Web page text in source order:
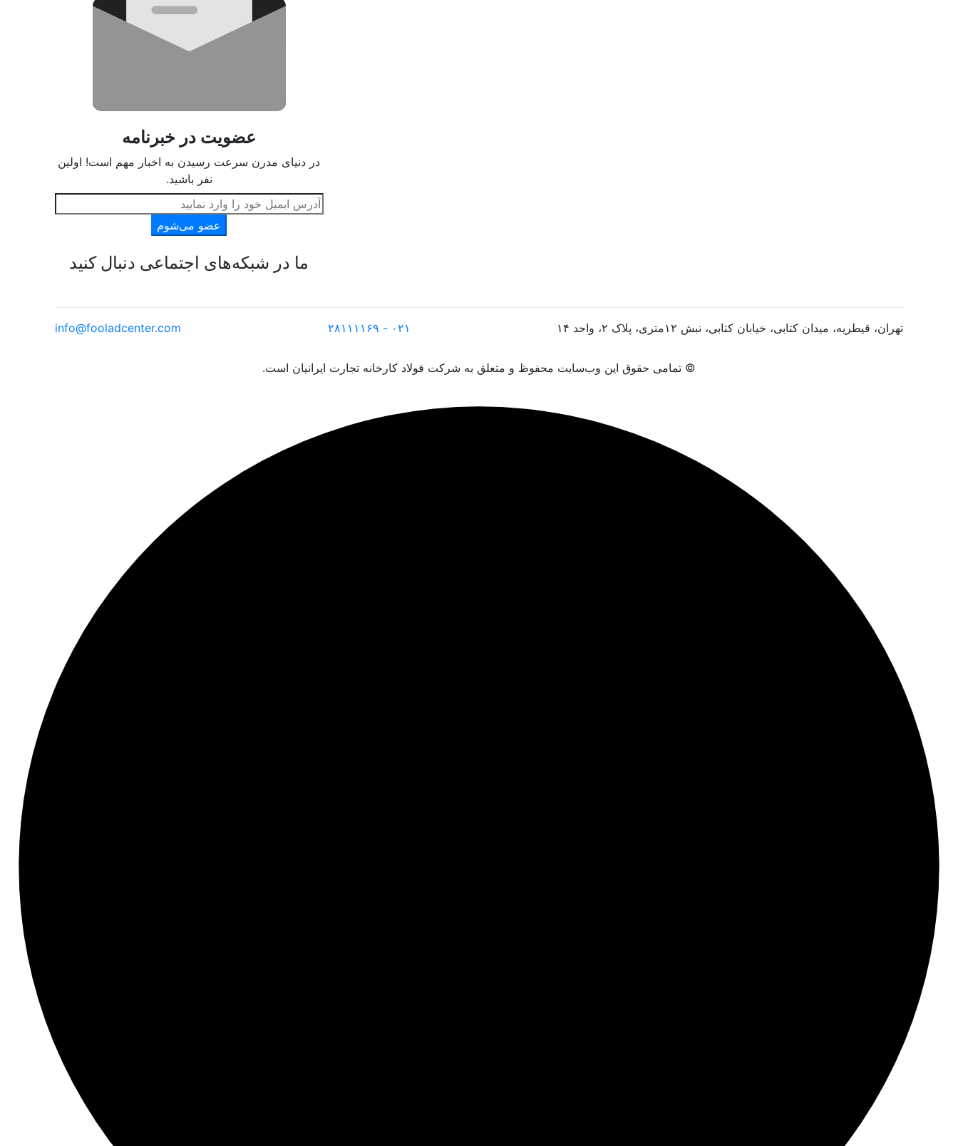
عضویت در خبرنامه
در دنیای مدرن سرعت رسیدن به اخبار مهم است! اولین
نفر باشید.
عضو می‌شوم
ما در شبکه‌های اجتماعی دنبال کنید
تهران، قیطریه، میدان کتابی، خیابان کتابی، نبش ۱۲متری، پلاک ۲، واحد ۱۴ ۰۲۱ - ۲۸۱۱۱۱۶۹ info@fooladcenter.com
© تمامی حقوق این وب‌سایت محفوظ و متعلق به شرکت فولاد کارخانه تجارت ایرانیان است.